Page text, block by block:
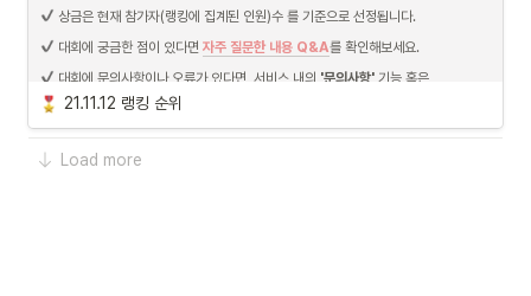
상금은 현재 참가자(랭킹에 집계된 인원)수 를 기준으로 선정됩니다.
대회에 궁금한 점이 있다면 자주 질문한 내용 Q&A를 확인해보세요.
대회에 문의사항이나 오류가 있다면, 서비스 내의 '문의사항'
support@alphaprime.co.kr
21.11.12 랭킹 순위
Load more